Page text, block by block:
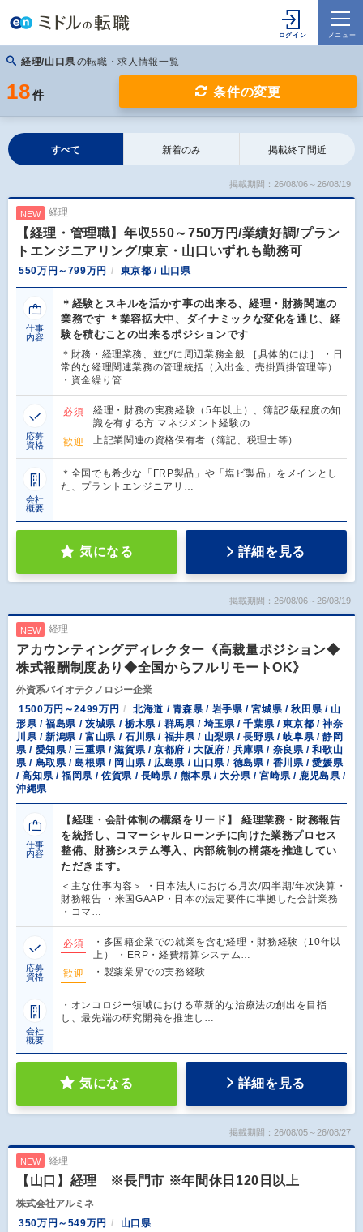
経理/山口県 の転職・求人情報一覧
18 件 条件の変更
すべて 新着のみ 掲載終了間近
掲載期間：26/08/06～26/08/19
NEW 経理
【経理・管理職】年収550～750万円/業績好調/プラン
トエンジニアリング/東京・山口いずれも勤務可
550万円～799万円 東京都 / 山口県
仕事
内容
＊経験とスキルを活かす事の出来る、経理・財務関連の
業務です ＊業容拡大中、ダイナミックな変化を通じ、経
験を積むことの出来るポジションです
＊財務・経理業務、並びに周辺業務全般 ［具体的には］ ・日
常的な経理関連業務の管理統括（入出金、売掛買掛管理等）
・資金繰り管…
応募
資格
必須
経理・財務の実務経験（5年以上）、簿記2級程度の知
識を有する方 マネジメント経験の…
歓迎
上記業関連の資格保有者（簿記、税理士等）
会社
概要
＊全国でも希少な「FRP製品」や「塩ビ製品」をメインとし
た、プラントエンジニアリ…
気になる 詳細を見る
掲載期間：26/08/06～26/08/19
NEW 経理
アカウンティングディレクター《高裁量ポジション◆
株式報酬制度あり◆全国からフルリモートOK》
外資系バイオテクノロジー企業
1500万円～2499万円
北海道 / 青森県 / 岩手県 / 宮城県 / 秋田県 / 山
形県 / 福島県 / 茨城県 / 栃木県 / 群馬県 / 埼玉県 / 千葉県 / 東京都 / 神奈
川県 / 新潟県 / 富山県 / 石川県 / 福井県 / 山梨県 / 長野県 / 岐阜県 / 静岡
県 / 愛知県 / 三重県 / 滋賀県 / 京都府 / 大阪府 / 兵庫県 / 奈良県 / 和歌山
県 / 鳥取県 / 島根県 / 岡山県 / 広島県 / 山口県 / 徳島県 / 香川県 / 愛媛県
/ 高知県 / 福岡県 / 佐賀県 / 長崎県 / 熊本県 / 大分県 / 宮崎県 / 鹿児島県 /
沖縄県
仕事
内容
【経理・会計体制の構築をリード】 経理業務・財務報告
を統括し、コマーシャルローンチに向けた業務プロセス
整備、財務システム導入、内部統制の構築を推進してい
ただきます。
＜主な仕事内容＞ ・日本法人における月次/四半期/年次決算・
財務報告 ・米国GAAP・日本の法定要件に準拠した会計業務
・コマ…
応募
資格
必須
・多国籍企業での就業を含む経理・財務経験（10年以
上） ・ERP・経費精算システム…
歓迎
・製薬業界での実務経験
会社
概要
・オンコロジー領域における革新的な治療法の創出を目指
し、最先端の研究開発を推進し…
気になる 詳細を見る
掲載期間：26/08/05～26/08/27
NEW 経理
【山口】経理 ※長門市 ※年間休日120日以上
株式会社アルミネ
350万円～549万円
山口県